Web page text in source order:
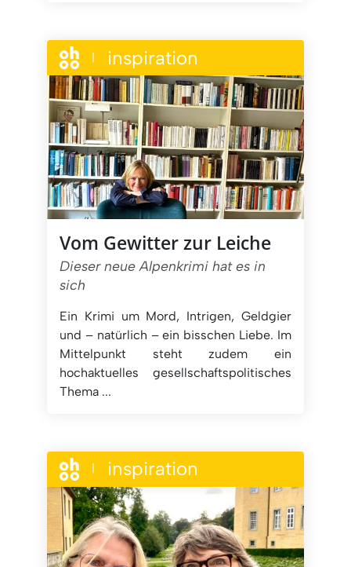
inspiration
Vom Gewitter zur Leiche
Dieser neue Alpenkrimi hat es in
sich
Ein Krimi um Mord, Intrigen, Geldgier
und – natürlich – ein bisschen Liebe. Im
Mittelpunkt steht zudem ein
hochaktuelles gesellschaftspolitisches
Thema ...
inspiration